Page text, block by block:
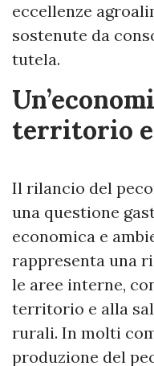
eccellenze
sostenute da
tutela.
territorio
Il rilancio del
una questione
economica e
rappresenta una
le aree interne,
territorio e alla
rurali. In molti
produzione del